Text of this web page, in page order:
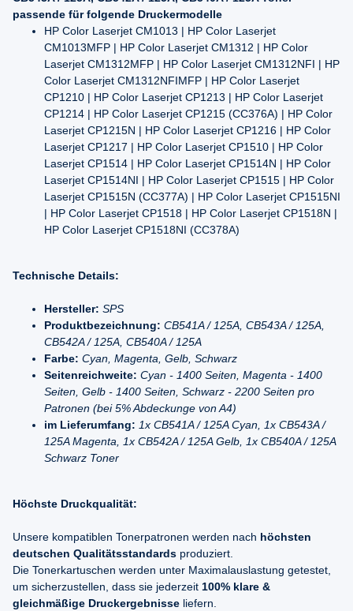
passende für folgende Druckermodelle
HP Color Laserjet CM1013 | HP Color Laserjet
CM1013MFP | HP Color Laserjet CM1312 | HP Color
Laserjet CM1312MFP | HP Color Laserjet CM1312NFI | HP
Color Laserjet CM1312NFIMFP | HP Color Laserjet
CP1210 | HP Color Laserjet CP1213 | HP Color Laserjet
CP1214 | HP Color Laserjet CP1215 (CC376A) | HP Color
Laserjet CP1215N | HP Color Laserjet CP1216 | HP Color
Laserjet CP1217 | HP Color Laserjet CP1510 | HP Color
Laserjet CP1514 | HP Color Laserjet CP1514N | HP Color
Laserjet CP1514NI | HP Color Laserjet CP1515 | HP Color
Laserjet CP1515N (CC377A) | HP Color Laserjet CP1515NI
| HP Color Laserjet CP1518 | HP Color Laserjet CP1518N |
HP Color Laserjet CP1518NI (CC378A)
Technische Details:
Hersteller: SPS
Produktbezeichnung: CB541A / 125A, CB543A / 125A,
CB542A / 125A, CB540A / 125A
Farbe: Cyan, Magenta, Gelb, Schwarz
Seitenreichweite: Cyan - 1400 Seiten, Magenta - 1400
Seiten, Gelb - 1400 Seiten, Schwarz - 2200 Seiten pro
Patronen (bei 5% Abdeckunge von A4)
im Lieferumfang: 1x CB541A / 125A Cyan, 1x CB543A /
125A Magenta, 1x CB542A / 125A Gelb, 1x CB540A / 125A
Schwarz Toner
Höchste Druckqualität:
Unsere kompatiblen Tonerpatronen werden nach höchsten
deutschen Qualitätsstandards produziert.
Die Tonerkartuschen werden unter Maximalauslastung getestet,
um sicherzustellen, dass sie jederzeit 100% klare &
gleichmäßige Druckergebnisse liefern.